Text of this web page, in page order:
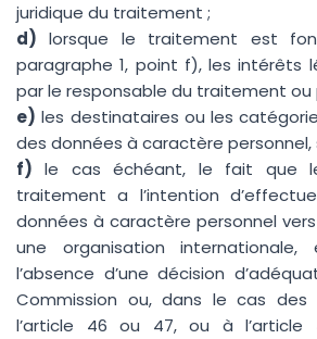
juridique du traitement ;
d) lorsque le traitement est
paragraphe 1, point f), les intérêts
par le responsable du traitement ou
e) les destinataires ou les
des données à caractère personnel,
f) le cas échéant, le fait que
traitement a l’intention
données à caractère personnel
une organisation internationale,
l’absence d’une décision
Commission ou, dans le cas des
l’article 46 ou 47, ou à l’article
Vous souhaitez ?*
Données personnelles
J'accepte que mes données soient
Starzup puisse me recontacter.